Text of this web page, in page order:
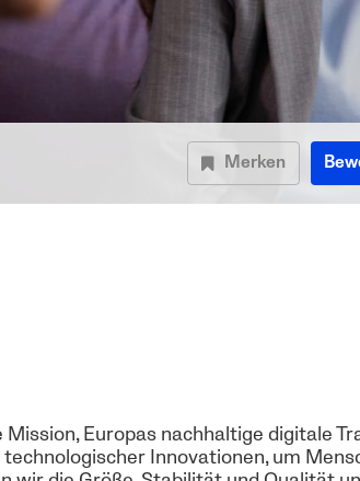
Merken
Europas nachhaltige digitale
Innovationen, um